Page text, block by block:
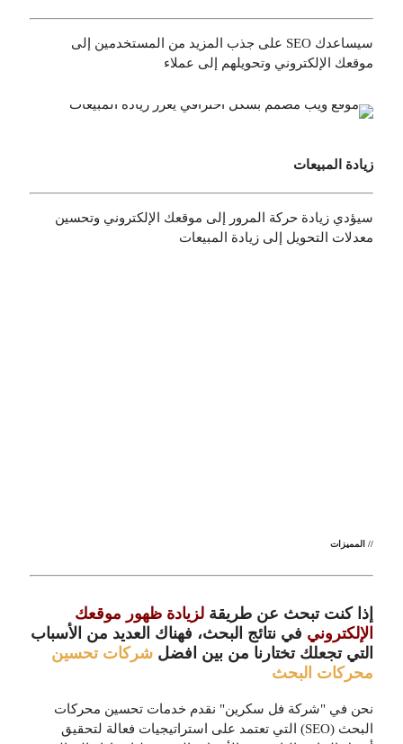
سيساعدك SEO على جذب المزيد من المستخدمين إلى
موقعك الإلكتروني وتحويلهم إلى عملاء
زيادة المبيعات
سيؤدي زيادة حركة المرور إلى موقعك الإلكتروني وتحسين
معدلات التحويل إلى زيادة المبيعات
// المميزات
إذا كنت تبحث عن طريقة لزيادة ظهور موقعك
الإلكتروني في نتائج البحث، فهناك العديد من الأسباب
التي تجعلك تختارنا من بين افضل شركات تحسين
محركات البحث
نحن في "شركة فل سكرين" نقدم خدمات تحسين محركات
البحث (SEO) التي تعتمد على استراتيجيات فعالة لتحقيق